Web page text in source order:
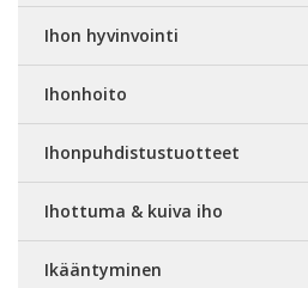
Ihon hyvinvointi
Ihonhoito
Ihonpuhdistustuotteet
Ihottuma & kuiva iho
Ikääntyminen